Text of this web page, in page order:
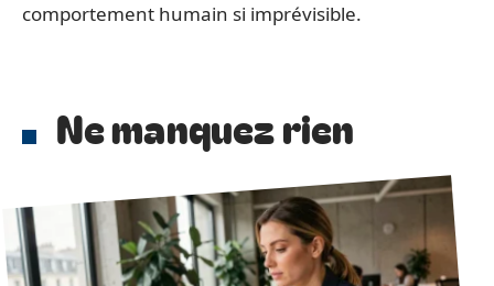
comportement humain si imprévisible.
Ne manquez rien